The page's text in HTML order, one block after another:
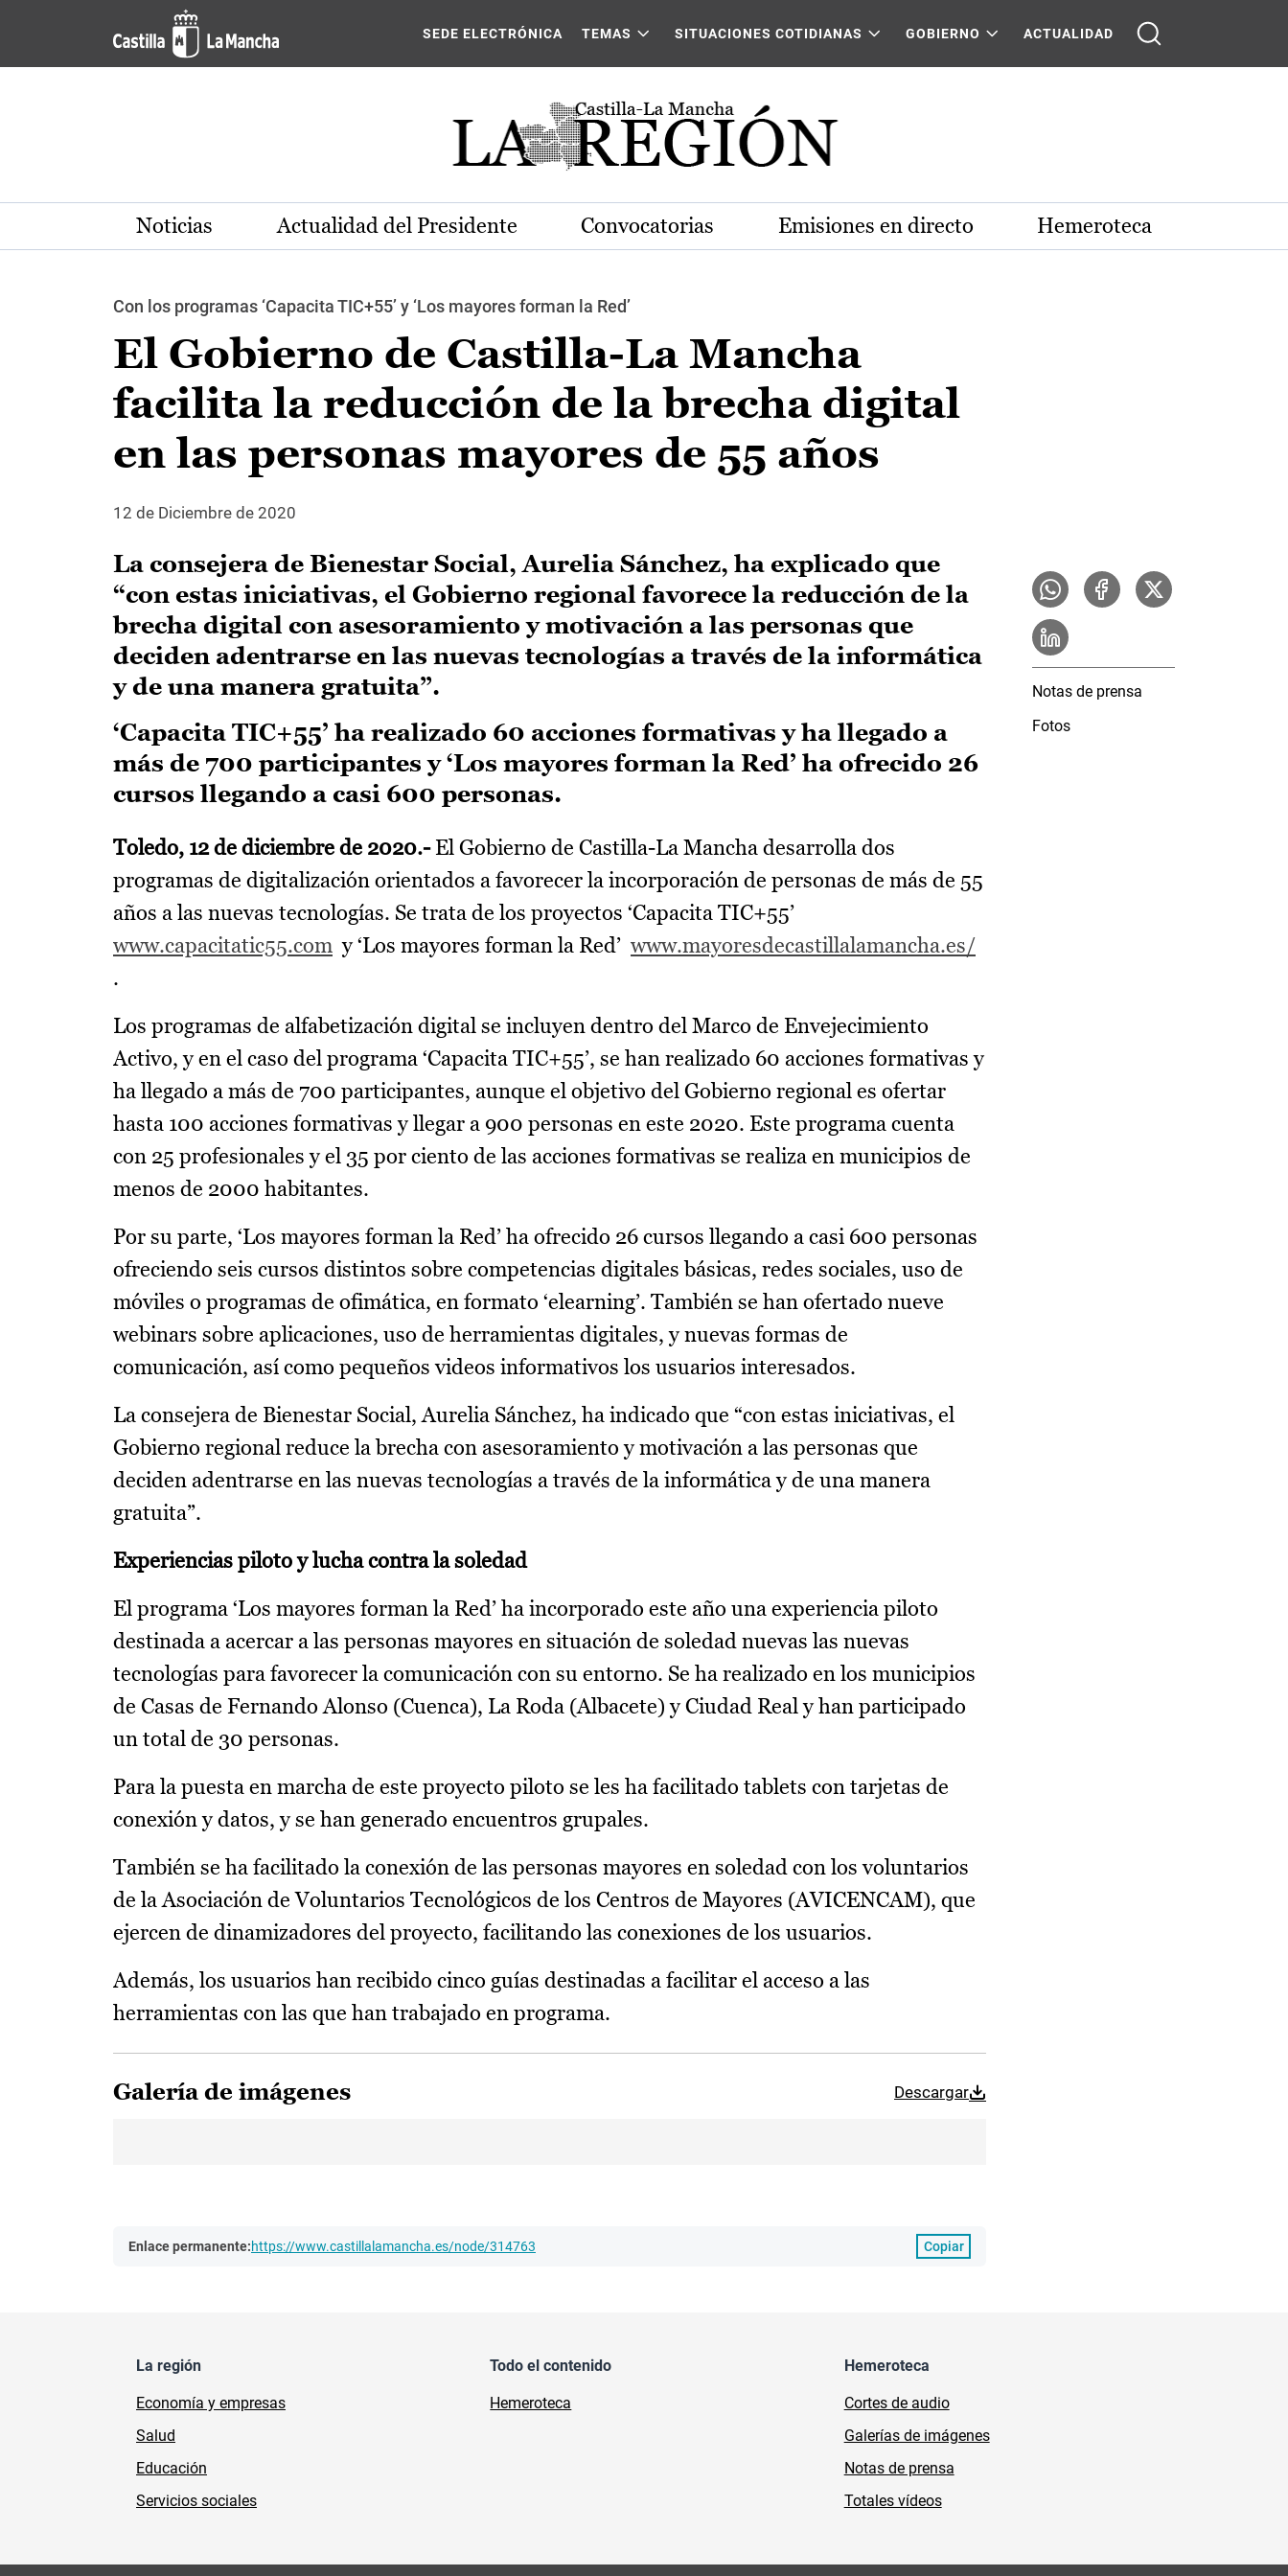
Pasar al contenido principal
SEDE ELECTRÓNICA TEMAS SITUACIONES COTIDIANAS GOBIERNO ACTUALIDAD
Noticias Actualidad del Presidente Convocatorias Emisiones en directo Hemeroteca
Con los programas ‘Capacita TIC+55’ y ‘Los mayores forman la Red’
El Gobierno de Castilla-La Mancha
facilita la reducción de la brecha digital
en las personas mayores de 55 años
12 de Diciembre de 2020
La consejera de Bienestar Social, Aurelia Sánchez, ha explicado que
“con estas iniciativas, el Gobierno regional favorece la reducción de la
brecha digital con asesoramiento y motivación a las personas que
deciden adentrarse en las nuevas tecnologías a través de la informática
y de una manera gratuita”.
‘Capacita TIC+55’ ha realizado 60 acciones formativas y ha llegado a
más de 700 participantes y ‘Los mayores forman la Red’ ha ofrecido 26
cursos llegando a casi 600 personas.
Toledo, 12 de diciembre de 2020.-El Gobierno de Castilla-La Mancha desarrolla dos
programas de digitalización orientados a favorecer la incorporación de personas de más de 55
años a las nuevas tecnologías. Se trata de los proyectos ‘Capacita TIC+55’
www.capacitatic55.com y ‘Los mayores forman la Red’ www.mayoresdecastillalamancha.es/
.
Los programas de alfabetización digital se incluyen dentro del Marco de Envejecimiento
Activo, y en el caso del programa ‘Capacita TIC+55’, se han realizado 60 acciones formativas y
ha llegado a más de 700 participantes, aunque el objetivo del Gobierno regional es ofertar
hasta 100 acciones formativas y llegar a 900 personas en este 2020. Este programa cuenta
con 25 profesionales y el 35 por ciento de las acciones formativas se realiza en municipios de
menos de 2000 habitantes.
Por su parte, ‘Los mayores forman la Red’ ha ofrecido 26 cursos llegando a casi 600 personas
ofreciendo seis cursos distintos sobre competencias digitales básicas, redes sociales, uso de
móviles o programas de ofimática, en formato ‘elearning’. También se han ofertado nueve
webinars sobre aplicaciones, uso de herramientas digitales, y nuevas formas de
comunicación, así como pequeños videos informativos los usuarios interesados.
La consejera de Bienestar Social, Aurelia Sánchez, ha indicado que “con estas iniciativas, el
Gobierno regional reduce la brecha con asesoramiento y motivación a las personas que
deciden adentrarse en las nuevas tecnologías a través de la informática y de una manera
gratuita”.
Experiencias piloto y lucha contra la soledad
El programa ‘Los mayores forman la Red’ ha incorporado este año una experiencia piloto
destinada a acercar a las personas mayores en situación de soledad nuevas las nuevas
tecnologías para favorecer la comunicación con su entorno. Se ha realizado en los municipios
de Casas de Fernando Alonso (Cuenca), La Roda (Albacete) y Ciudad Real y han participado
un total de 30 personas.
Para la puesta en marcha de este proyecto piloto se les ha facilitado tablets con tarjetas de
conexión y datos, y se han generado encuentros grupales.
También se ha facilitado la conexión de las personas mayores en soledad con los voluntarios
de la Asociación de Voluntarios Tecnológicos de los Centros de Mayores (AVICENCAM), que
ejercen de dinamizadores del proyecto, facilitando las conexiones de los usuarios.
Además, los usuarios han recibido cinco guías destinadas a facilitar el acceso a las
herramientas con las que han trabajado en programa.
Galería de imágenes Descargar
Enlace permanente:https://www.castillalamancha.es/node/314763 Copiar
Notas de prensa
Fotos
La región
Economía y empresas
Salud
Educación
Servicios sociales
Todo el contenido
Hemeroteca
Hemeroteca
Cortes de audio
Galerías de imágenes
Notas de prensa
Totales vídeos